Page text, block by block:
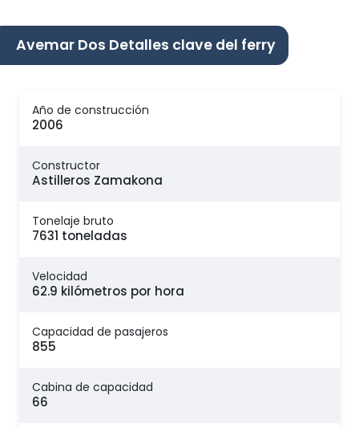
Avemar Dos Detalles clave del ferry
Año de construcción
2006
Constructor
Astilleros Zamakona
Tonelaje bruto
7631 toneladas
Velocidad
62.9 kilómetros por hora
Capacidad de pasajeros
855
Cabina de capacidad
66